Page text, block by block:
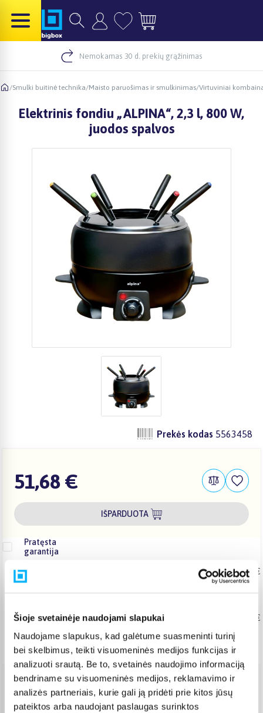
Šioje svetainėje naudojami slapukai
Naudojame slapukus, kad galėtume suasmeninti turinį
bei skelbimus, teikti visuomeninės medijos funkcijas ir
analizuoti srautą. Be to, svetainės naudojimo informaciją
bendriname su visuomeninės medijos, reklamavimo ir
analizės partneriais, kurie gali ją pridėti prie kitos jūsų
pateiktos arba naudojant paslaugas surinktos
Nemokamas 30 d. prekių grąžinimas
/Smulki buitinė technika/Maisto paruošimas ir smulkinimas/Virtuviniai
Elektrinis fondiu „ALPINA“, 2,3 l, 800 W,
juodos spalvos
Prekės kodas 5563458
51,68 €
IŠPARDUOTA
Pratęsta
garantija
Pratęsta taisymo garantija Nuo 19,47 €
+ 2 + 3 + 4 + 5 metai
Pratęsta taisymo garantija įmonėms Nuo 30,00 €
+ 2 + 3 metai
Venipak kurjeris (5,99 €)
Teirautis